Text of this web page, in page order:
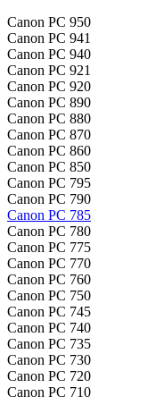
Canon PC 950
Canon PC 941
Canon PC 940
Canon PC 921
Canon PC 920
Canon PC 890
Canon PC 880
Canon PC 870
Canon PC 860
Canon PC 850
Canon PC 795
Canon PC 790
Canon PC 785
Canon PC 780
Canon PC 775
Canon PC 770
Canon PC 760
Canon PC 750
Canon PC 745
Canon PC 740
Canon PC 735
Canon PC 730
Canon PC 720
Canon PC 710